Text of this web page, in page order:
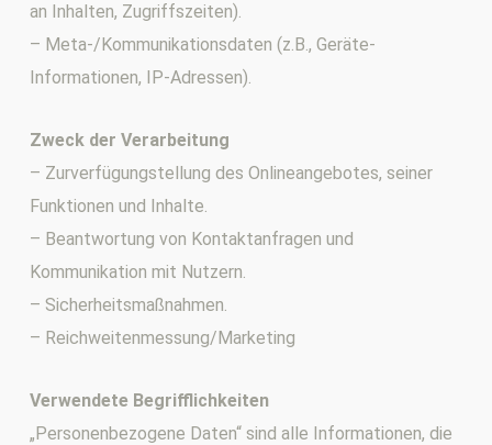
an Inhalten, Zugriffszeiten).
– Meta-/Kommunikationsdaten (z.B., Geräte-
Informationen, IP-Adressen).
Zweck der Verarbeitung
– Zurverfügungstellung des Onlineangebotes, seiner
Funktionen und Inhalte.
– Beantwortung von Kontaktanfragen und
Kommunikation mit Nutzern.
– Sicherheitsmaßnahmen.
– Reichweitenmessung/Marketing
Verwendete Begrifflichkeiten
„Personenbezogene Daten“ sind alle Informationen, die